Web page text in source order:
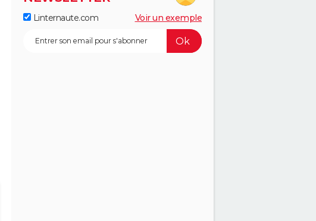
Linternaute.com Voir un exemple